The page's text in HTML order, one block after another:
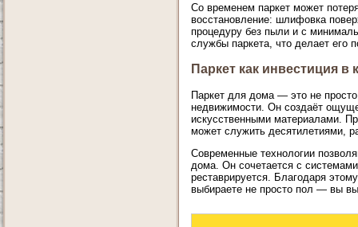
Со временем паркет может
восстановление: шлифовка
процедуру без пыли и с
службы паркета, что делает его
Паркет как инвестиция
Паркет для дома — это не просто
недвижимости. Он создаёт
искусственными материалами.
может служить десятилетиями,
Современные технологии
дома. Он сочетается с
реставрируется. Благодаря
выбираете не просто пол — вы